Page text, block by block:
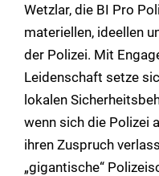
Wetzlar, die BI Pro
materiellen, ideellen
der Polizei. Mit
Leidenschaft setze
lokalen
wenn sich die Polizei
ihren Zuspruch
„gigantische“